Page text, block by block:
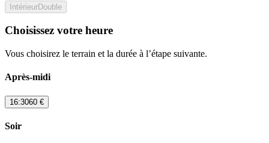
IntérieurDouble
Choisissez votre heure
Vous choisirez le terrain et la durée à l’étape suivante.
Après-midi
16:3060 €
Soir